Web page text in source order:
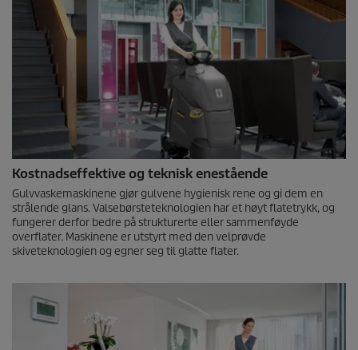
Kostnadseffektive og teknisk enestående
Gulvvaskemaskinene gjør gulvene hygienisk rene og gi dem en
strålende glans. Valsebørsteteknologien har et høyt flatetrykk, og
fungerer derfor bedre på strukturerte eller sammenføyde
overflater. Maskinene er utstyrt med den velprøvde
skiveteknologien og egner seg til glatte flater.